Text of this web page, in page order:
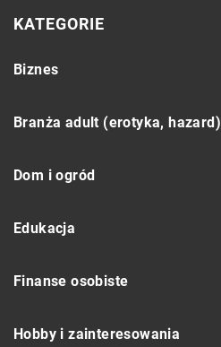
KATEGORIE
Biznes
Branża adult (erotyka, hazard)
Dom i ogród
Edukacja
Finanse osobiste
Hobby i zainteresowania